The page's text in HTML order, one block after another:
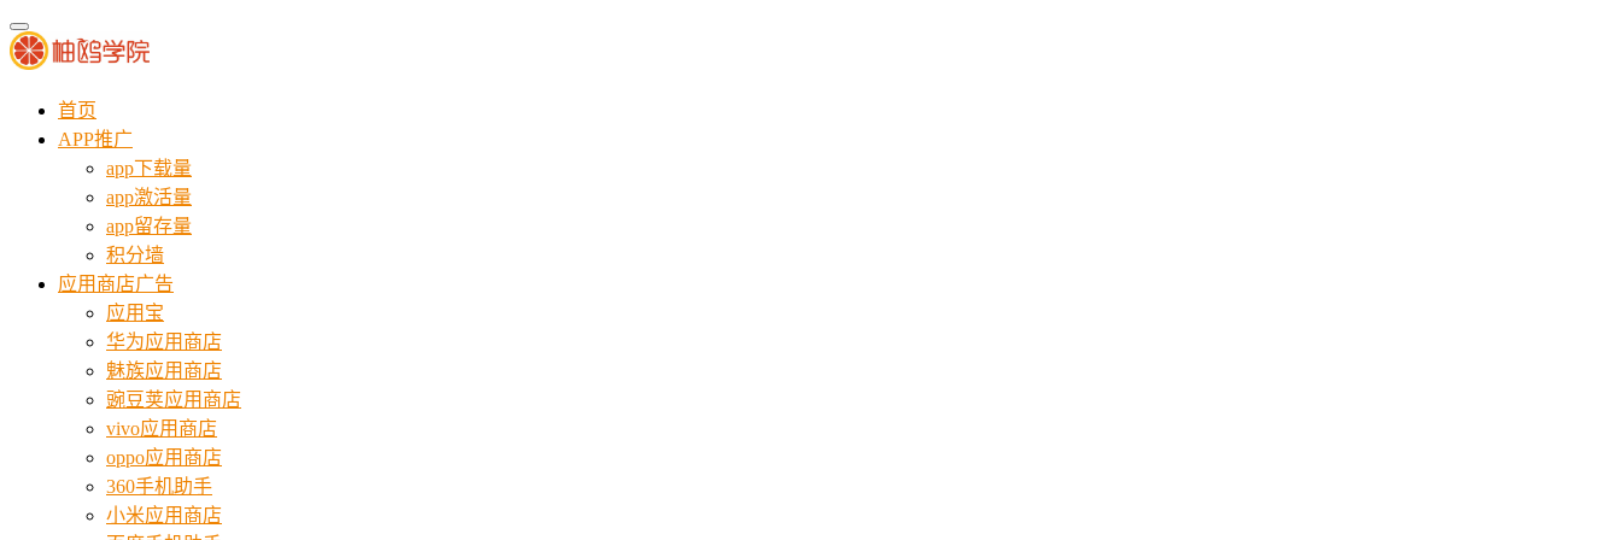
首页
APP推广
app下载量
app激活量
app留存量
积分墙
应用商店广告
应用宝
华为应用商店
魅族应用商店
豌豆荚应用商店
vivo应用商店
oppo应用商店
360手机助手
小米应用商店